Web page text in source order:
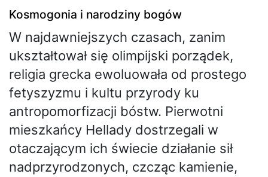
Kosmogonia i narodziny bogów
W najdawniejszych czasach, zanim
ukształtował się olimpijski porządek,
religia grecka ewoluowała od prostego
fetyszyzmu i kultu przyrody ku
antropomorfizacji bóstw. Pierwotni
mieszkańcy Hellady dostrzegali w
otaczającym ich świecie działanie sił
nadprzyrodzonych, czcząc kamienie,